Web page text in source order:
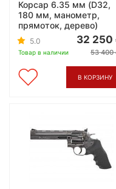
Корсар 6.35 мм (D32,
180 мм, манометр,
прямоток, дерево)
5.0
Товар в наличии
32 250
53 400
В КОРЗИНУ